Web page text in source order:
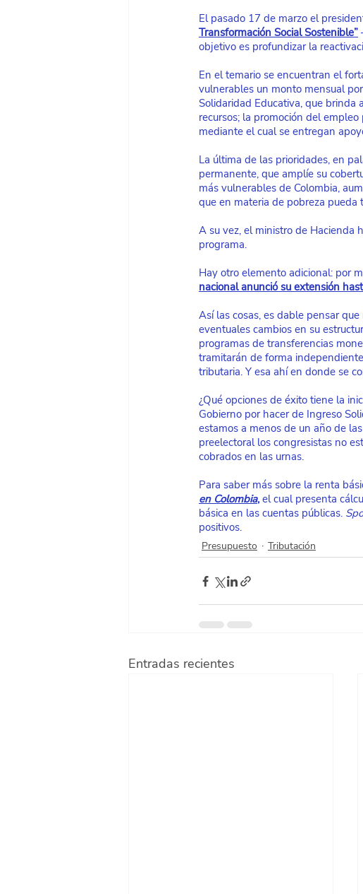
El pasado 17 de marzo el
Transformación Social Sostenible”
objetivo es profundizar la
En el temario se encuentran el
vulnerables un monto mensual
Solidaridad Educativa, que brinda
recursos; la promoción del
mediante el cual se entregan
La última de las prioridades, en
permanente, que amplíe su
más vulnerables de Colombia,
que en materia de pobreza pueda
A su vez, el ministro de Hacienda
programa.
Hay otro elemento adicional: por
nacional anunció su extensión
Así las cosas, es dable pensar
eventuales cambios en su
programas de transferencias
tramitarán de forma
tributaria. Y esa ahí en donde se
¿Qué opciones de éxito tiene la
Gobierno por hacer de Ingreso
estamos a menos de un año de
preelectoral los congresistas no
cobrados en las urnas.
Para saber más sobre la renta
en Colombia, el cual presenta
básica en las cuentas públicas.
positivos.
Presupuesto Tributación
Entradas recientes